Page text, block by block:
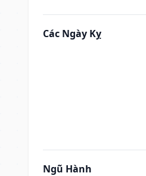
Các Ngày Kỵ
Ngũ Hành